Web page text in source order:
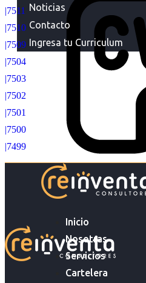
Inicio
Nosotras
Servicios
Cartelera
Noticias
Contacto
Ingresa tu Curriculum
|7511
|7510
|7509
|7504
|7503
|7502
|7501
|7500
|7499